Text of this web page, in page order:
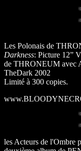
Les Polonais de
Darkness: Picture 12”
de THRONEUM avec
TheDark 2002
Limité à 300 copies.
les Acteurs de l'Ombre